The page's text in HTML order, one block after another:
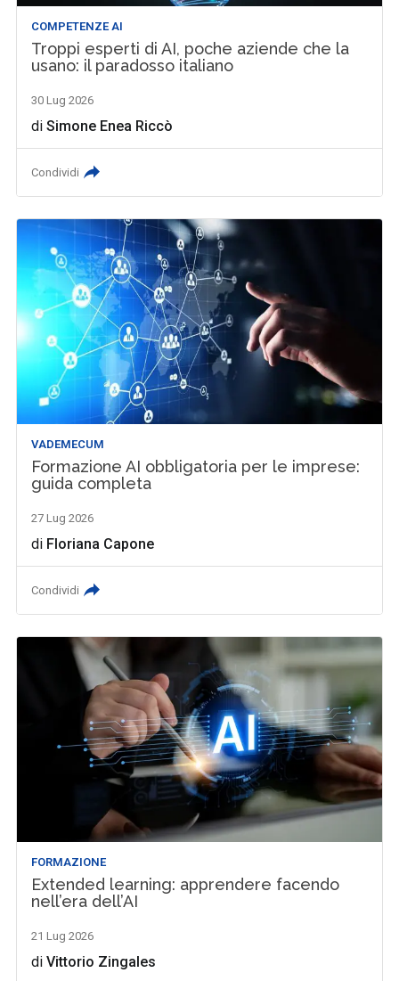
COMPETENZE AI
Troppi esperti di AI, poche aziende che la
usano: il paradosso italiano
30 Lug 2026
diSimone Enea Riccò
Condividi
VADEMECUM
Formazione AI obbligatoria per le imprese:
guida completa
27 Lug 2026
di Floriana Capone
Condividi
FORMAZIONE
Extended learning: apprendere facendo
nell’era dell’AI
21 Lug 2026
diVittorio Zingales